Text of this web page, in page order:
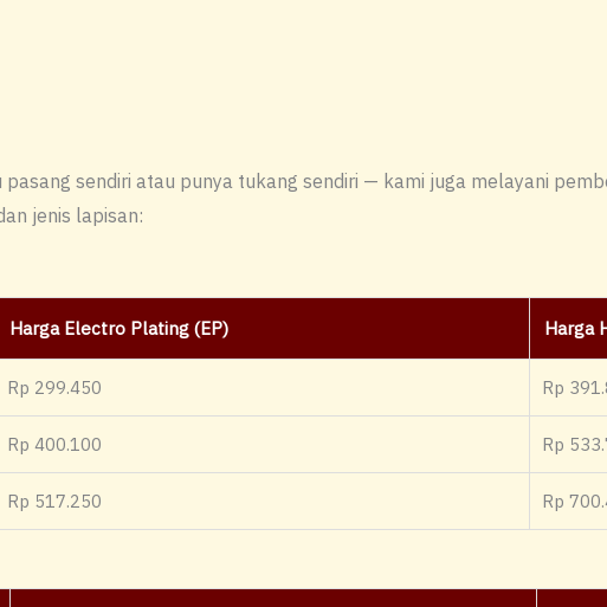
sendiri atau punya tukang sendiri — kami juga melayani
jenis lapisan:
Harga Electro Plating (EP) Harga
Rp 299.450 Rp
Rp 400.100 Rp
Rp 517.250 Rp